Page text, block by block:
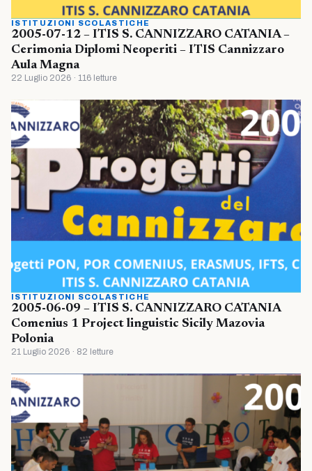
ISTITUZIONI SCOLASTICHE
2005-07-12 – ITIS S. CANNIZZARO CATANIA –
Cerimonia Diplomi Neoperiti – ITIS Cannizzaro
Aula Magna
22 Luglio 2026 · 116 letture
ISTITUZIONI SCOLASTICHE
2005-06-09 – ITIS S. CANNIZZARO CATANIA
Comenius 1 Project linguistic Sicily Mazovia
Polonia
21 Luglio 2026 · 82 letture